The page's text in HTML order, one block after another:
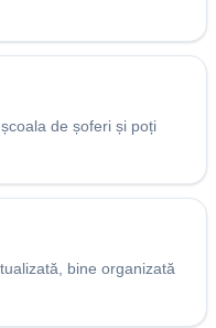
de șoferi și poți
bine organizată